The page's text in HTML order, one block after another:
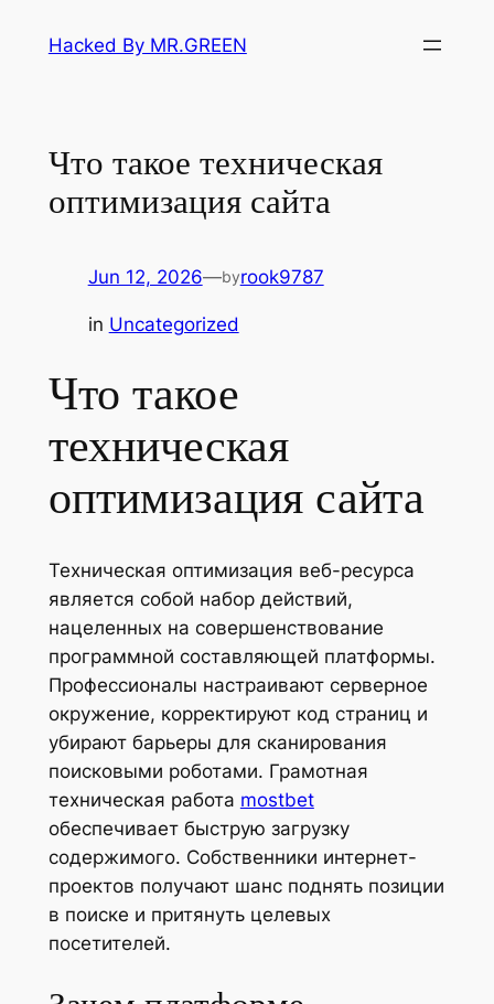
Hacked By MR.GREEN
Что такое техническая
оптимизация сайта
Jun 12, 2026—byrook9787
in Uncategorized
Что такое
техническая
оптимизация сайта
Техническая оптимизация веб-ресурса
является собой набор действий,
нацеленных на совершенствование
программной составляющей платформы.
Профессионалы настраивают серверное
окружение, корректируют код страниц и
убирают барьеры для сканирования
поисковыми роботами. Грамотная
техническая работа mostbet
обеспечивает быструю загрузку
содержимого. Собственники интернет-
проектов получают шанс поднять позиции
в поиске и притянуть целевых
посетителей.